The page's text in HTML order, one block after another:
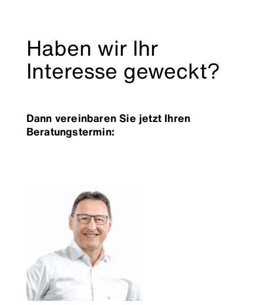
Haben wir Ihr
Interesse geweckt?
Dann vereinbaren Sie jetzt Ihren
Beratungstermin: